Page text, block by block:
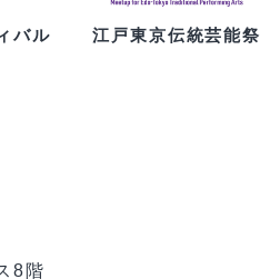
バル 江戸東京伝統芸能祭
8階